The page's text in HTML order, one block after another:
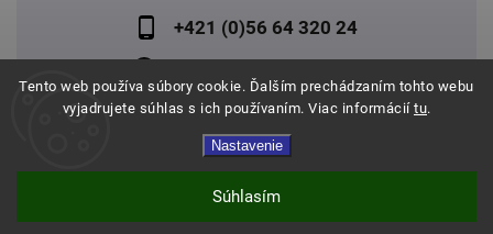
Tento web používa súbory cookie. Ďalším prechádzaním tohto webu
vyjadrujete súhlas s ich používaním. Viac informácií tu.
Nastavenie
Súhlasím
+421 (0)56 64 320 24
Copyright 2026Papier Lechman. Všetky práva vyhradené.
Shoptet | Design